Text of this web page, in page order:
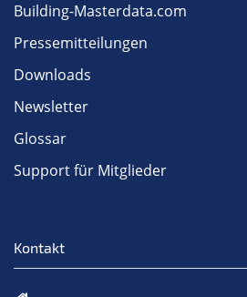
Building-Masterdata.com
Pressemitteilungen
Downloads
Newsletter
Glossar
Support für Mitglieder
Kontakt